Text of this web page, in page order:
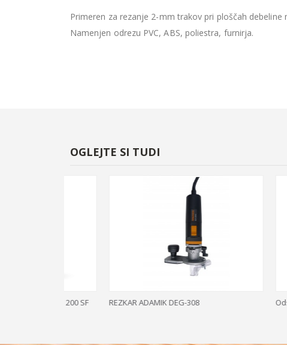
Primeren za rezanje 2-mm trakov pri ploščah
Namenjen odrezu PVC, ABS, poliestra, furnirja.
OGLEJTE SI TUDI
REZKAR ADAMIK DEG-308